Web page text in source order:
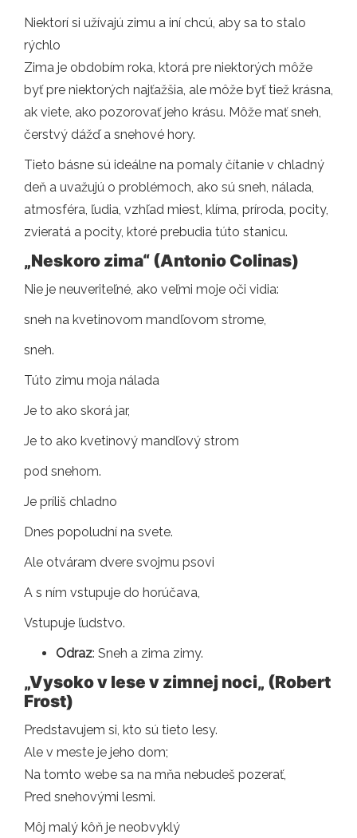
Niektorí si užívajú zimu a iní chcú, aby sa to stalo
rýchlo
Zima je obdobím roka, ktorá pre niektorých môže
byť pre niektorých najťažšia, ale môže byť tiež krásna,
ak viete, ako pozorovať jeho krásu. Môže mať sneh,
čerstvý dážď a snehové hory.
Tieto básne sú ideálne na pomaly čítanie v chladný
deň a uvažujú o problémoch, ako sú sneh, nálada,
atmosféra, ľudia, vzhľad miest, klíma, príroda, pocity,
zvieratá a pocity, ktoré prebudia túto stanicu.
„Neskoro zima“ (Antonio Colinas)
Nie je neuveriteľné, ako veľmi moje oči vidia:
sneh na kvetinovom mandľovom strome,
sneh.
Túto zimu moja nálada
Je to ako skorá jar,
Je to ako kvetinový mandľový strom
pod snehom.
Je príliš chladno
Dnes popoludní na svete.
Ale otváram dvere svojmu psovi
A s ním vstupuje do horúčava,
Vstupuje ľudstvo.
Odraz: Sneh a zima zimy.
„Vysoko v lese v zimnej noci„ (Robert
Frost)
Predstavujem si, kto sú tieto lesy.
Ale v meste je jeho dom;
Na tomto webe sa na mňa nebudeš pozerať,
Pred snehovými lesmi.
Môj malý kôň je neobvyklý